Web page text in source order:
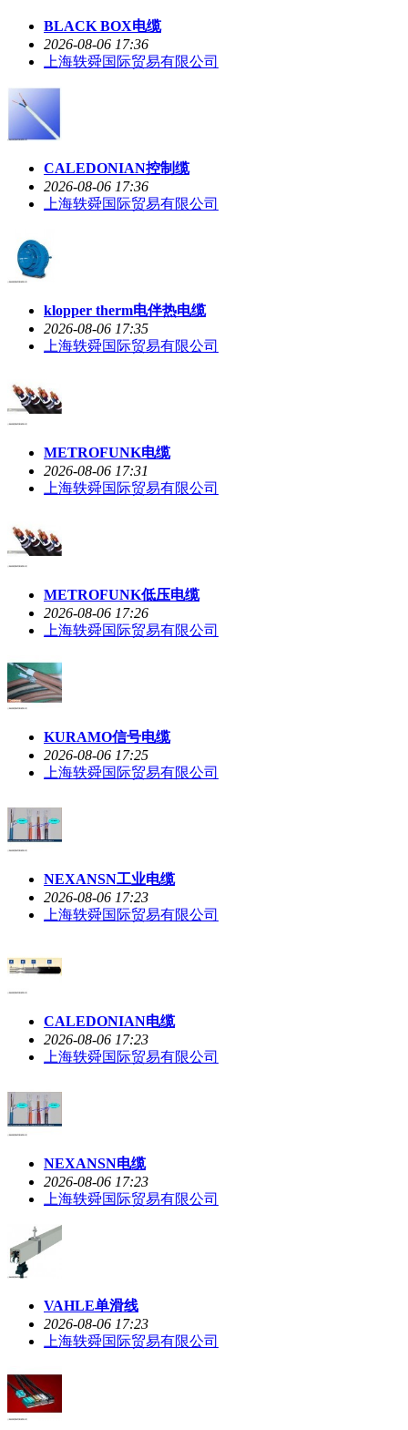
BLACK BOX电缆
2026-08-06 17:36
上海轶舜国际贸易有限公司
CALEDONIAN控制缆
2026-08-06 17:36
上海轶舜国际贸易有限公司
klopper therm电伴热电缆
2026-08-06 17:35
上海轶舜国际贸易有限公司
METROFUNK电缆
2026-08-06 17:31
上海轶舜国际贸易有限公司
METROFUNK低压电缆
2026-08-06 17:26
上海轶舜国际贸易有限公司
KURAMO信号电缆
2026-08-06 17:25
上海轶舜国际贸易有限公司
NEXANSN工业电缆
2026-08-06 17:23
上海轶舜国际贸易有限公司
CALEDONIAN电缆
2026-08-06 17:23
上海轶舜国际贸易有限公司
NEXANSN电缆
2026-08-06 17:23
上海轶舜国际贸易有限公司
VAHLE单滑线
2026-08-06 17:23
上海轶舜国际贸易有限公司